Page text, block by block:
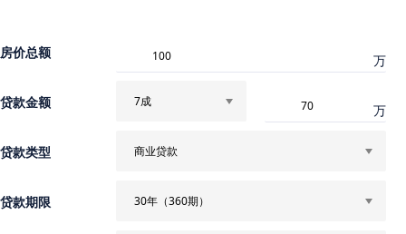
房价总额 万
贷款金额 7成
万
贷款类型 商业贷款
贷款期限 30年（360期）